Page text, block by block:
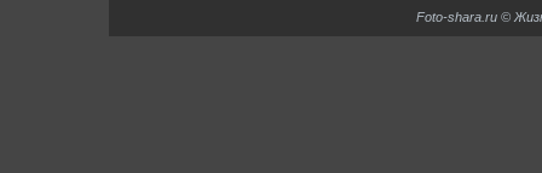
Foto-shara.ru ©